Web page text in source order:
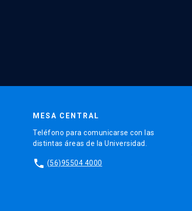
MESA CENTRAL
Teléfono para comunicarse con las
distintas áreas de la Universidad.
phone (56)95504 4000